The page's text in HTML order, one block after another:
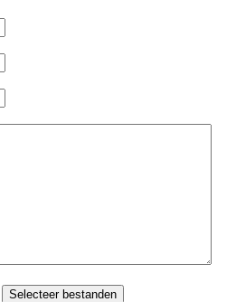
Selecteer bestanden